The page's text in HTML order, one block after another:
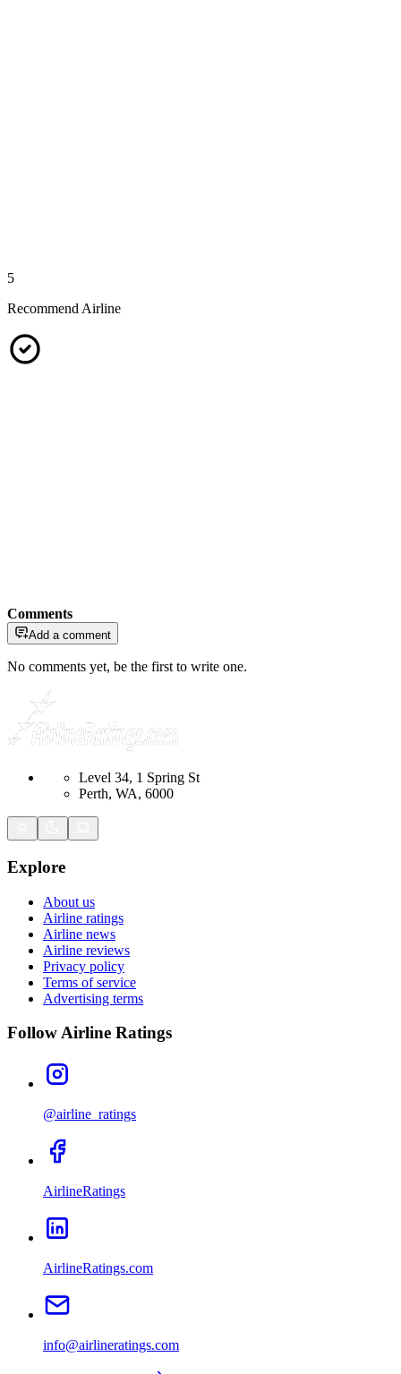
5
Recommend Airline
Comments
Add a comment
No comments yet, be the first to write one.
Level 34, 1 Spring St
Perth, WA, 6000
Explore
About us
Airline ratings
Airline news
Airline reviews
Privacy policy
Terms of service
Advertising terms
Follow Airline Ratings
@airline_ratings
AirlineRatings
AirlineRatings.com
info@airlineratings.com